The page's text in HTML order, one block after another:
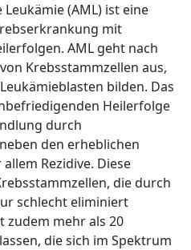
(AML) ist eine
mit
AML geht nach
Krebsstammzellen aus,
bilden. Das
Heilerfolge
durch
den erheblichen
Rezidive. Diese
die durch
schlecht eliminiert
zudem mehr als 20
die sich im Spektrum